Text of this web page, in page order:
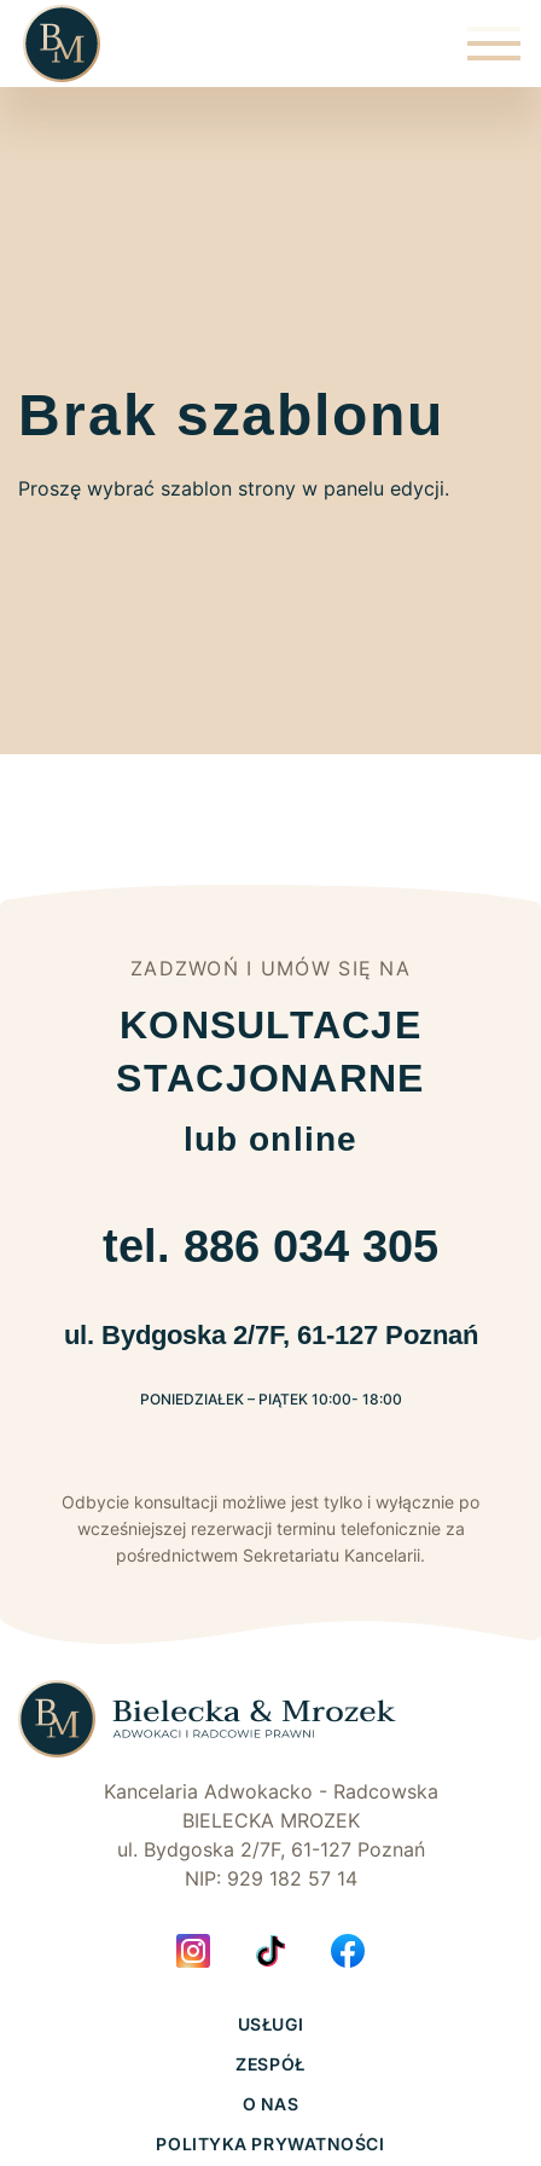
Brak szablonu
Proszę wybrać szablon strony w panelu edycji.
ZADZWOŃ I UMÓW SIĘ NA
KONSULTACJE
STACJONARNE
lub online
tel. 886 034 305
ul. Bydgoska 2/7F, 61-127 Poznań
PONIEDZIAŁEK – PIĄTEK 10:00- 18:00
Odbycie konsultacji możliwe jest tylko i wyłącznie po
wcześniejszej rezerwacji terminu telefonicznie za
pośrednictwem Sekretariatu Kancelarii.
Kancelaria Adwokacko - Radcowska
BIELECKA MROZEK
ul. Bydgoska 2/7F, 61-127 Poznań
NIP: 929 182 57 14
USŁUGI
ZESPÓŁ
O NAS
POLITYKA PRYWATNOŚCI